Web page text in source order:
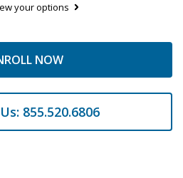
your options
NOW
855.520.6806